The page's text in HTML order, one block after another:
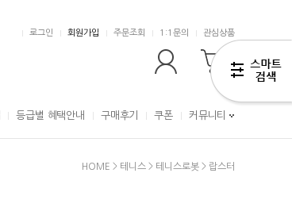
로그인 회원가입 주문조회 1:1문의 관심상품
등급별 혜택안내 구매후기 쿠폰 커뮤니티
HOME > 테니스 > 테니스로봇 > 랍스터